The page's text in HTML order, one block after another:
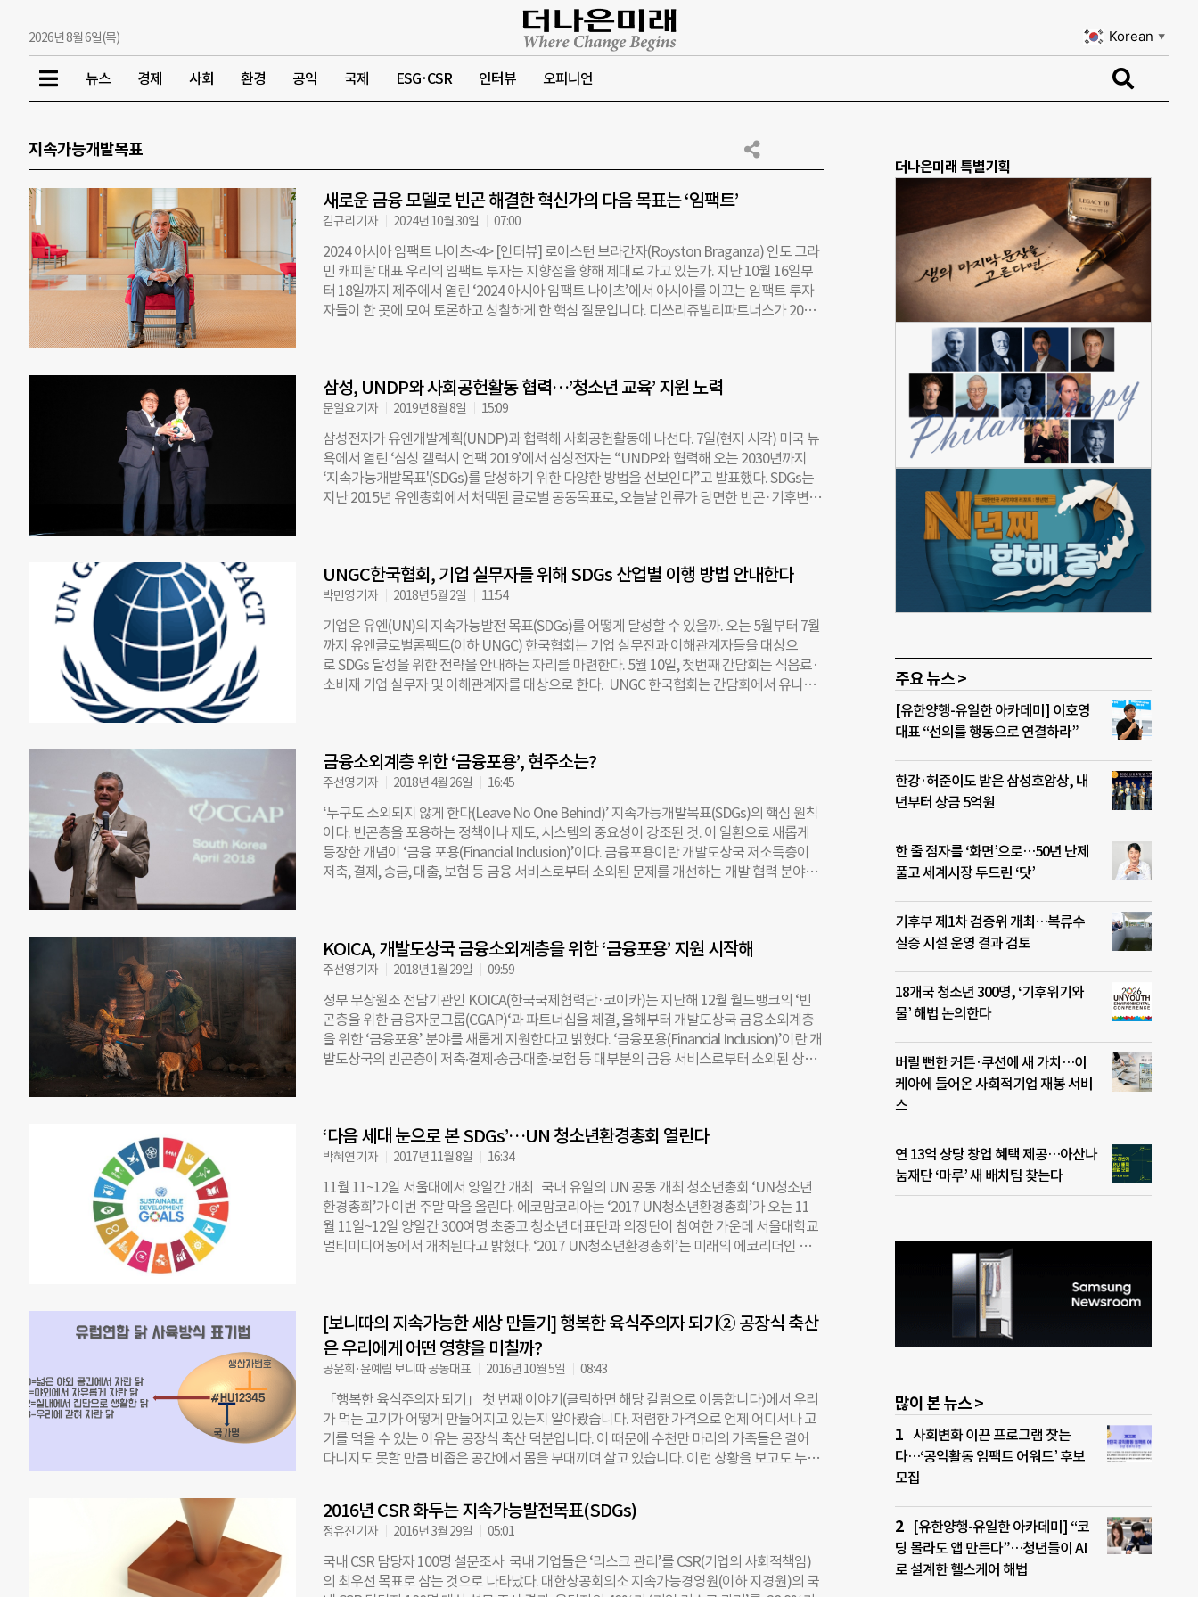
2026년 8월 6일(목) Korean ▼
뉴스 경제 사회 환경 공익 국제 ESG·CSR 인터뷰 오피니언
지속가능개발목표
새로운 금융 모델로 빈곤 해결한 혁신가의 다음 목표는 ‘임팩트’
김규리 기자 2024년 10월 30일 07:00
2024 아시아 임팩트 나이츠<4> [인터뷰] 로이스턴 브라간자(Royston Braganza) 인도 그라
민 캐피탈 대표 우리의 임팩트 투자는 지향점을 향해 제대로 가고 있는가. 지난 10월 16일부
터 18일까지 제주에서 열린 ‘2024 아시아 임팩트 나이츠’에서 아시아를 이끄는 임팩트 투자
자들이 한 곳에 모여 토론하고 성찰하게 한 핵심 질문입니다. 디쓰리쥬빌리파트너스가 2016
번 포럼에 참여한 주요 연사 인터뷰를 비롯해 현장의 핵심 장면을 기사로 연재합니다. /편집
자 주 18년 전 노벨 평화상의 주인공은 방글라데시의 한 ‘은행’이었다. 경제적 취약계층에 소
규모 사업 자금을 무담보로 빌려줘 ‘빈민의 은행’이라고 불리었던 ‘그라민 은행’이다. 이와 같
은 빈곤층을 위한 소액 금융을 ‘마이크로파이낸스(Microfinance)’라 부른다. 마이크로파이
낸스의 문을 연 사람이 그라민 은행의 설립자인 무함마드 유누스(Muhammad Yunus)라면,
소액금융을 대중화한 사람은 따로 있다. 바로 2007년 인도에서 ‘그라민 캐피탈’을 만들어
CEO로서 조직을 이끈 로이스턴 브라간자(Royston Braganza)다. 그라민 캐피탈은 그라민
재직하며 중소기업(SME) 사업을 총괄하는 등 글로벌 금융사에서 경험을 쌓았다. 그는 이러
한 경력을 토대로 ‘그라민 캐피탈’에서 마이크로파이낸스를 ‘대중화’하는 방법을 고심했다.
2007년 인도에는 하루 2달러 이하로 생계를
삼성, UNDP와 사회공헌활동 협력…’청소년 교육’ 지원 노력
문일요 기자 2019년 8월 8일 15:09
삼성전자가 유엔개발계획(UNDP)과 협력해 사회공헌활동에 나선다. 7일(현지 시각) 미국 뉴
욕에서 열린 ‘삼성 갤럭시 언팩 2019’에서 삼성전자는 “UNDP와 협력해 오는 2030년까지
‘지속가능개발목표'(SDGs)를 달성하기 위한 다양한 방법을 선보인다”고 발표했다. SDGs는
지난 2015년 유엔총회에서 채택된 글로벌 공동목표로, 오늘날 인류가 당면한 빈곤·기후변화
성장할 수 있도록 지원하는 것이 목표로, SDGs의 네 번째 목표인 교육 부문에 해당한다. 고동
진 삼성전자 IM부문장(사장)은 “삼성전자는 전 지구적으로 긴급히 해결해야 할 문제들에 대
응할 수 있는 잠재적 기술력을 보유하고 있다”며 “UNDP와의 이번 협력을 통해 갤럭시 사용
자들이 지속가능개발목표를 효과적으로 이해하고 달성해가도록 지원함으로써 세상을 변화
시켜가겠다”고 말했다. 이번 협력에 따라 갤럭시 사용자들은 ‘삼성 글로벌 목표(Samsung
Global Goals)’ 애플리케이션을 이용해 17개 SDGs에 대한 이해도를 높일 수 있게 된다. 또 애
플리케이션으로 UNDP에 직접 기부를 할 수 있다. 이와 별도로 삼성전자는 갤럭시 사용자가
케이스와 무선 충전기를 출시하고, 그 수익금의 일부를 UNDP에 지원하기로 했다. 스페셜 액
세서리는 이달 말 한국과 미국에서 각각 출시될 예정이다. [문일요 더나은미래 기자
ilyo@chosun.com] – Copyrights ⓒ 더나은미래
UNGC한국협회, 기업 실무자들 위해 SDGs 산업별 이행 방법 안내한다
박민영 기자 2018년 5월 2일 11:54
기업은 유엔(UN)의 지속가능발전 목표(SDGs)를 어떻게 달성할 수 있을까. 오는 5월부터 7월
까지 유엔글로벌콤팩트(이하 UNGC) 한국협회는 기업 실무진과 이해관계자들을 대상으
로 SDGs 달성을 위한 전략을 안내하는 자리를 마련한다. 5월 10일, 첫번째 간담회는 식음료·
소비재 기업 실무자 및 이해관계자를 대상으로 한다. UNGC 한국협회는 간담회에서 유니레
고 밝혔다. SDGs 산업별 이행가이드 ‘식음료·소비재’ 간담회 참가 신청 및 상세 정보 확인은
UNGC 홈페이지에서 할 수 있다. 한편, 지난 2016년 UNGC는 글로벌 컨설팅 기업인 KPMG
와 함께 6개 분야의 ‘SDGs 산업별 매트릭스’를 공동 발간했다. SDGs 산업별 매트릭스는 각
산업계에서 SDGs와 연계해 이행하고 있는 행동사례 및 아이디어들을 모은 보고서다. 세계의
기업들이 각 SDGs 목표에 대해 논의한 사항과 비즈니스 기회, 대응 사례들이 담겼다. UNGC
한국협회는 SDGs 산업별 매트릭스를 바탕으로 한국에 맞춤화된 산업 군별 SDGs 이행 전략
안내서인 ‘SDGs 산업별 이행 가이드: 식음료·소비재 편’을 발간했다. 안내서에는 해당 산업
금융소외계층 위한 ‘금융포용’, 현주소는?
주선영 기자 2018년 4월 26일 16:45
‘누구도 소외되지 않게 한다(Leave No One Behind)’ 지속가능개발목표(SDGs)의 핵심 원칙
이다. 빈곤층을 포용하는 정책이나 제도, 시스템의 중요성이 강조된 것. 이 일환으로 새롭게
등장한 개념이 ‘금융 포용(Financial Inclusion)’이다. 금융포용이란 개발도상국 저소득층이
저축, 결제, 송금, 대출, 보험 등 금융 서비스로부터 소외된 문제를 개선하는 개발 협력 분야의
개발도상국의 경우 성인의 54%만이 은행 계좌를 보유하고 있다. 은행계좌가 없는 이들의 숫
자는 전 세계적으로 대략 20억명으로 추산된다. ‘금융포용’과 관련한 전 세계 동향은 어떨까.
어떤 논의가 이뤄지고 있을까. 지난 19일, 코이카(KOICA·한국국제개발협력단)에서는 ‘빈곤
층을 위한 금융자문그룹(이하 CGAP, Consultative Group to Assist the Poor)’과 함께 ‘금융
포용’ 세미나를 개최했다. CGAP는 세계은행 산하 ‘빈곤층을 위한 금융자문 그룹’으로, 금융
포용 분야에서의 국제기구 및 국가, 기관 연합체다. 1995년에 설립된 뒤 ▲소액금융기관을
통한 소액대출(1990년대 후반) ▲상업은행과의 파트너십을 통한 저축, 보험 등 금융서비스
제개발부(DFID), 영국의 JICA같은 정부기관이나, 빌&멀린다 게이츠 재단, 메트라이프재단
같은 민간기관 외에도 유럽연합 집행위원회, UNDP(유엔개발계획) 같은 다국적 기관 등 총
35개의 파트너기관을 두고 있으며, 코이카에서도 지난해 11월 파트너십을 체결했다. 개발도
상국 맥락에서 금융의 역할 및
KOICA, 개발도상국 금융소외계층을 위한 ‘금융포용’ 지원 시작해
주선영 기자 2018년 1월 29일 09:59
정부 무상원조 전담기관인 KOICA(한국국제협력단·코이카)는 지난해 12월 월드뱅크의 ‘빈
곤층을 위한 금융자문그룹(CGAP)‘과 파트너십을 체결, 올해부터 개발도상국 금융소외계층
을 위한 ‘금융포용’ 분야를 새롭게 지원한다고 밝혔다. ‘금융포용(Financial Inclusion)’이란 개
발도상국의 빈곤층이 저축∙결제∙송금∙대출∙보험 등 대부분의 금융 서비스로부터 소외된 상황
자 하는 17개 지속가능한개발목표(Sustainable Development Goals, SDGs) 중 7개 목표에
‘금융포용’이 관련됐을 만큼, 금융포용은 개발도상국 발전에 중요한 부분이다. 지난해 코이카
와 협약을 맺은 CGAP는 금융포용 분야를 선도하는 원조기관들의 연합체로, 빌앤멜린다게이
츠재단, 영국 정부 원조기관 DFID 등과 함께 디지털 기술과 금융을 접목해 개도국 저소득층에
게 최적화된 금융 서비스 제공을 지원하고 있다. 1995년에 설립된 이래 ▲(90년대 중후반) 소
액금융기관을 통한 소액대출 ▲(2000년대 중반) 상업은행과의 파트너십을 통한 저축, 보험
등 금융서비스 접근성 제고 ▲(2010년대 초~현재) 디지털 기술 접목을 통해 빈곤층의 금융서
포용 분야 지원을 시작할 예정이다. 한 예로, 케냐의 ‘엠페사(M-Pesa)’는 케냐 현지 통신사가
운영 중인 휴대전화 기반의 결제 시스템으로, CGAP에서 지원하기도 했다. 엠페사 가입 고객
들은 자신이 사용하는 휴대전화와 은행계좌를 연계해 상점에서 물건을 구매하고, 자녀 교육
비를 이체하고, 거래처에 대금을 지불할 수 있다. 엠페사의 2017년
‘다음 세대 눈으로 본 SDGs’…UN 청소년환경총회 열린다
박혜연 기자 2017년 11월 8일 16:34
11월 11~12일 서울대에서 양일간 개최 국내 유일의 UN 공동 개최 청소년총회 ‘UN청소년
환경총회’가 이번 주말 막을 올린다. 에코맘코리아는 ‘2017 UN청소년환경총회’가 오는 11
월 11일~12일 양일간 300여명 초중고 청소년 대표단과 의장단이 참여한 가운데 서울대학교
멀티미디어동에서 개최된다고 밝혔다. ‘2017 UN청소년환경총회’는 미래의 에코리더인 청
대표부, 한국과총 등이 후원한다. 이번 총회에 참가할 청소년 대표단은 지난 9월, ‘기후변화와
지속가능 발전’에 대한 1000자 에세이 등 전형을 거쳐 선발됐다. 올해 총회의 공식 의제는 ’기
후변화와 지속가능 발전‘. 이는 현 세대 지속가능성에 가장 큰 위협이 되고 있는 기후변화 문
SDGs) 중 주요 6개 목표를 선정, 6개 위원회로 나눠 운영된다. 6개 위원회는 주제별로 ▲해양
생태계 위원회 ▲물순환 위원회 ▲에너지 위원회 ▲지속가능한 도시 위원회 ▲육지생태계
위원회 ▲환경과 건강 위원회로 구성된다. UN SDGs는 2016년부터 2030년까지 시행되는 유
엔과 국제사회의 최대 공동목표 17개를 말한다. UN청소년환경총회의 모든 절차는 실제 UN
회의, 결의안 작성, 상정, 채택, 마지막 폐회식까지 UN 공보국의 가이드라인에 기초한다. 총회
에는 UN 관계자들도 참여할 예정이다. UNEP 본부의 환경교육을 총괄담당하는 모니카 G. 맷
데벳(Monika G. Macdevette) 환경정책이행국장이 방한해 총회 오프닝 스피치를 열며, 마이
클 라이터러(Michael Reiterer) 주한 유럽연합 대표부 대사도 참여한다. 참여 청소년들에게
는 실제 유엔 총회의 분위기도 경험해볼 수 있는 기회다. UN청소년환경총회를 주최, 진행하
[보니따의 지속가능한 세상 만들기] 행복한 육식주의자 되기② 공장식 축산
은 우리에게 어떤 영향을 미칠까?
공윤희·윤예림 보니따 공동대표 2016년 10월 5일 08:43
「행복한 육식주의자 되기」 첫 번째 이야기(클릭하면 해당 칼럼으로 이동합니다)에서 우리
가 먹는 고기가 어떻게 만들어지고 있는지 알아봤습니다. 저렴한 가격으로 언제 어디서나 고
기를 먹을 수 있는 이유는 공장식 축산 덕분입니다. 이 때문에 수천만 마리의 가축들은 걸어
다니지도 못할 만큼 비좁은 공간에서 몸을 부대끼며 살고 있습니다. 이런 상황을 보고도 누군
축산은 우리에게 이로움만 가져다 주고 있을까요? 두 번째 이야기에서는 공장식 축산이 우리
에게 어떤 영향을 미치는지 알아보겠습니다. 몸집만한 우리에 갇혀 있어 하루 종일 할 수 있는
일이라곤 서 있거나 앉아 있는 일뿐이라는 것은 어떤 의미일까요? 운동을 하지 못하니 당연히
면역력이 떨어지고, 질병에 취약할 수밖에 없다는 뜻입니다. 다시 말해, 우리 안에 있는 가축
중 한 마리라도 병에 걸리면 다른 동물에까지 쉽게 전염 될 수 있다는 것입니다. 조류 독감, 구
2016년 CSR 화두는 지속가능발전목표(SDGs)
정유진 기자 2016년 3월 29일 05:01
국내 CSR 담당자 100명 설문조사 국내 기업들은 ‘리스크 관리’를 CSR(기업의 사회적책임)
의 최우선 목표로 삼는 것으로 나타났다. 대한상공회의소 지속가능경영원(이하 지경원)의 국
더나은미래 특별기획
주요 뉴스 >
[유한양행-유일한 아카데미] 이호영
대표 “선의를 행동으로 연결하라”
한강·허준이도 받은 삼성호암상, 내
년부터 상금 5억원
한 줄 점자를 ‘화면’으로…50년 난제
풀고 세계시장 두드린 ‘닷’
기후부 제1차 검증위 개최…복류수
실증 시설 운영 결과 검토
18개국 청소년 300명, ‘기후위기와
물’ 해법 논의한다
버릴 뻔한 커튼·쿠션에 새 가치…이
케아에 들어온 사회적기업 재봉 서비
스
연 13억 상당 창업 혜택 제공…아산나
눔재단 ‘마루’ 새 배치팀 찾는다
많이 본 뉴스 >
사회변화 이끈 프로그램 찾는
다…‘공익활동 임팩트 어워드’ 후보
모집
[유한양행-유일한 아카데미] “코
딩 몰라도 앱 만든다”…청년들이 AI
로 설계한 헬스케어 해법